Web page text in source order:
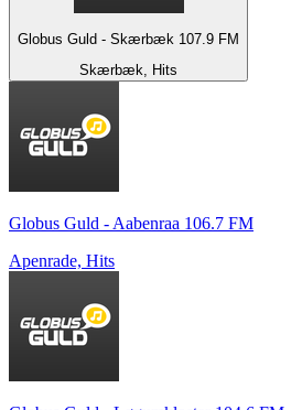
Globus Guld - Skærbæk 107.9 FM
Skærbæk, Hits
Globus Guld - Aabenraa 106.7 FM
Apenrade, Hits